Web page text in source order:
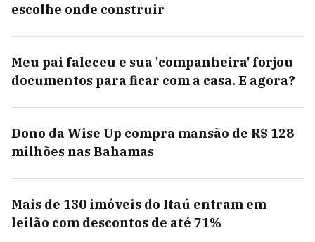
escolhe onde construir
Meu pai faleceu e sua 'companheira' forjou
documentos para ficar com a casa. E agora?
Dono da Wise Up compra mansão de R$ 128
milhões nas Bahamas
Mais de 130 imóveis do Itaú entram em
leilão com descontos de até 71%